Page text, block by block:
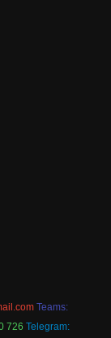
Teams:
726 Telegram: